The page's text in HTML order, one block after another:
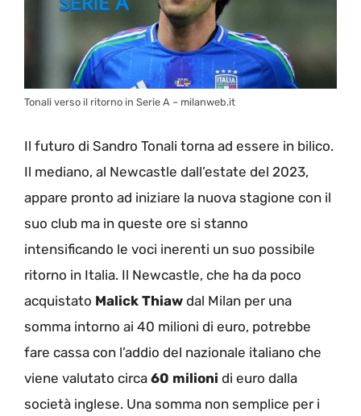
Tonali verso il ritorno in Serie A – milanweb.it
Il futuro di Sandro Tonali torna ad essere in bilico.
Il mediano, al Newcastle dall’estate del 2023,
appare pronto ad iniziare la nuova stagione con il
suo club ma in queste ore si stanno
intensificando le voci inerenti un suo possibile
ritorno in Italia. Il Newcastle, che ha da poco
acquistato Malick Thiaw dal Milan per una
somma intorno ai 40 milioni di euro, potrebbe
fare cassa con l’addio del nazionale italiano che
viene valutato circa 60 milioni di euro dalla
società inglese. Una somma non semplice per i